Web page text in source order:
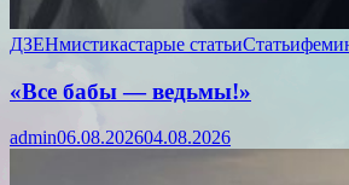
ДЗЕНмистикастарые статьиСтатьи
«Все бабы — ведьмы!»
admin06.08.202604.08.2026